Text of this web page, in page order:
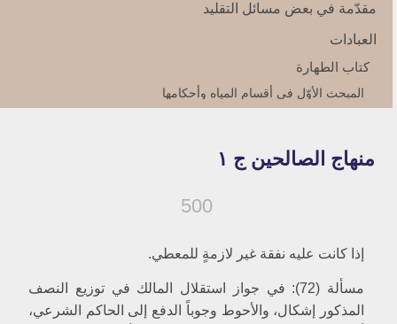
مقدّمة في بعض مسائل التقليد
العبادات‏
كتاب الطهارة
المبحث الأوّل فى أقسام المياه وأحكامها
الفصل الثالث الماء القليل المستعمل‏
الفصل الخامس حكم الماء المضاف والأسآر
الفصل الأول واجبات التخلّي ومحرّماته‏
الفصل الثالث آداب التخلّي وحكم ماء الاستنجاء
الفصل الرابع الاستبراء
منهاج الصالحين‏ ج ۱
500
إذا كانت عليه نفقة غير لازمةٍ للمعطي.
مسألة (72): في جواز استقلال المالك في توزيع النصف
المذكور إشكال، والأحوط وجوباً الدفع إلى الحاكم الشرعي،